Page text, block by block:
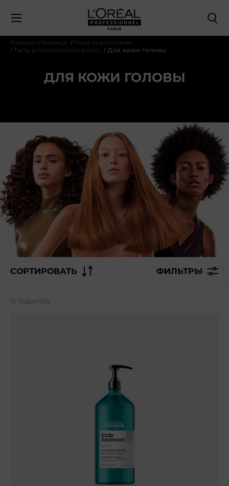
Главная страница
Уход за волосами
Типы и потребности волос
Для кожи головы
ДЛЯ КОЖИ ГОЛОВЫ
15 ТОВАРОВ
СОРТИРОВАТЬ ФИЛЬТРЫ